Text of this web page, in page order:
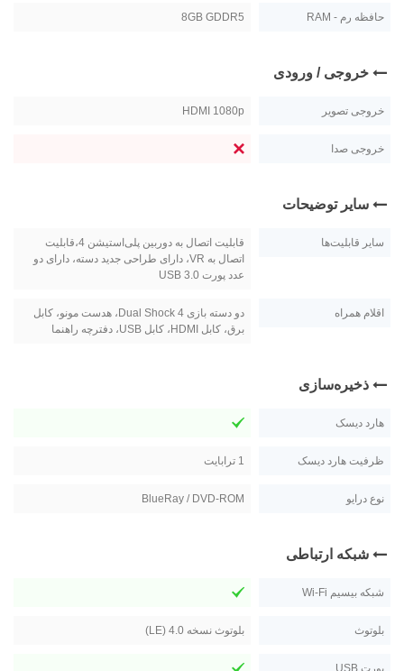
حافظه رم - RAM 8GB GDDR5
خروجی / ورودی
خروجی تصویر HDMI 1080p
خروجی صدا
سایر توضیحات
سایر قابلیت‌ها
قابلیت اتصال به دوربین پلی‌استیشن 4،قابلیت
اتصال به VR، دارای طراحی جدید دسته، دارای دو
عدد پورت USB 3.0
اقلام همراه
دو دسته بازی Dual Shock 4، هدست مونو، کابل
برق، کابل HDMI، کابل USB، دفترچه راهنما
ذخیره‌سازی
هارد دیسک
ظرفیت هارد دیسک 1 ترابايت
نوع درایو BlueRay / DVD-ROM
شبکه ارتباطی
شبکه بیسیم Wi-Fi
بلوتوث بلوتوث نسخه 4.0 (LE)